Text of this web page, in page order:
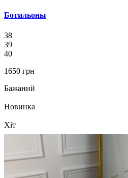
Ботильоны
38
39
40
1650 грн
Бажаний
Новинка
Хіт